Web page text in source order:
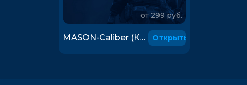
от 299 руб.
MASON-Caliber (Калибр) Открыть